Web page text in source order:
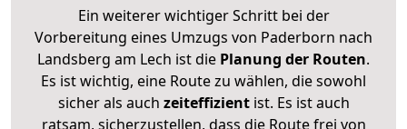
Ein weiterer wichtiger Schritt bei der
Vorbereitung eines Umzugs von Paderborn nach
Landsberg am Lech ist die Planung der Routen.
Es ist wichtig, eine Route zu wählen, die sowohl
sicher als auch zeiteffizientist. Es ist auch
ratsam, sicherzustellen, dass die Route frei von